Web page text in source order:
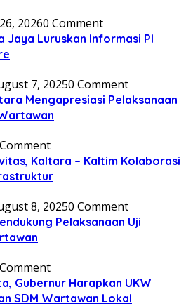
20260 Comment
Jaya Luruskan Informasi PI
7, 20250 Comment
Mengapresiasi Pelaksanaan
Kaltara – Kaltim Kolaborasi
8, 20250 Comment
Pelaksanaan Uji
Gubernur Harapkan UKW
SDM Wartawan Lokal